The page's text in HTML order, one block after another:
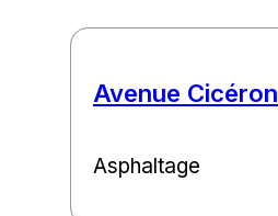
Avenue Cicéron
Asphaltage